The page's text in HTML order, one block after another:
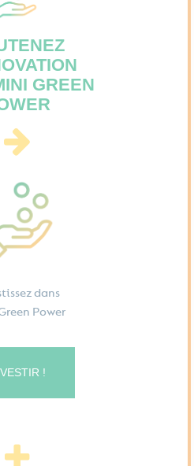
GREEN
dans
Power
!